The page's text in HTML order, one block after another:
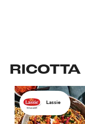
RICOTTA
Lassie